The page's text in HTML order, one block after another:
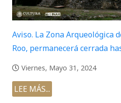
Aviso. La Zona Arqueológica
Roo, permanecerá cerrada
Viernes, Mayo 31, 2024
LEE MÁS...